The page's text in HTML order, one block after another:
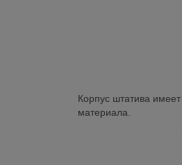
Корпус штатива
материала.